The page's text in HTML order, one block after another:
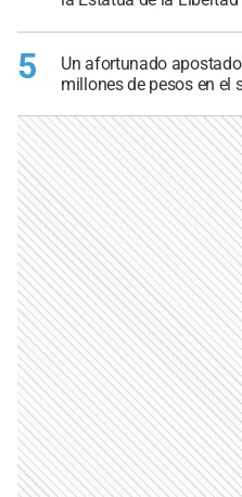
5
Un afortunado
millones de pesos en el